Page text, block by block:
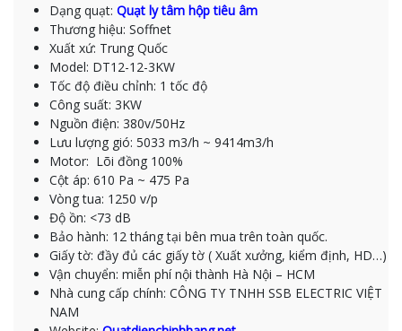
Dạng quạt: Quạt ly tâm hộp tiêu âm
Thương hiệu: Soffnet
Xuất xứ: Trung Quốc
Model: DT12-12-3KW
Tốc độ điều chỉnh: 1 tốc độ
Công suất: 3KW
Nguồn điện: 380v/50Hz
Lưu lượng gió: 5033 m3/h ~ 9414m3/h
Motor: Lõi đồng 100%
Cột áp: 610 Pa ~ 475 Pa
Vòng tua: 1250 v/p
Độ ồn: <73 dB
Bảo hành: 12 tháng tại bên mua trên toàn quốc.
Giấy tờ: đầy đủ các giấy tờ ( Xuất xưởng, kiểm định, HD…)
Vận chuyển: miễn phí nội thành Hà Nội – HCM
Nhà cung cấp chính: CÔNG TY TNHH SSB ELECTRIC VIỆT
NAM